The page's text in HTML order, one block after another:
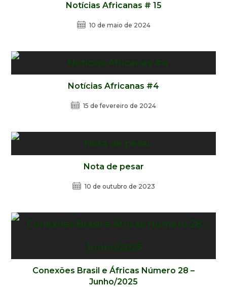
Notícias Africanas # 15
10 de maio de 2024
Notícias Africanas #4
15 de fevereiro de 2024
Nota de pesar
10 de outubro de 2023
Conexões Brasil e Áfricas Número 28 –
Junho/2025